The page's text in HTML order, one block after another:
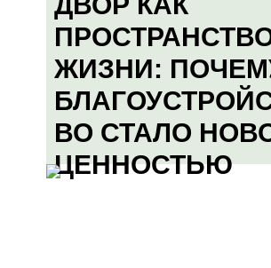
ЖИЗНИ:
ВО СТАЛО
ЦЕННОСТЬЮ